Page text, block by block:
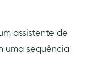
assistente de
uma sequência